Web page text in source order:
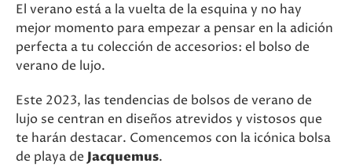
El verano está a la vuelta de la esquina y no hay
mejor momento para empezar a pensar en la adición
perfecta a tu colección de accesorios: el bolso de
verano de lujo.
Este 2023, las tendencias de bolsos de verano de
lujo se centran en diseños atrevidos y vistosos que
te harán destacar. Comencemos con la icónica bolsa
de playa de Jacquemus.